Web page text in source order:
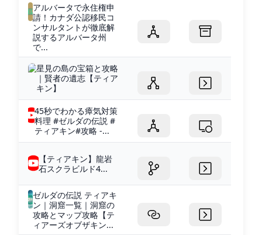
アルバータで永住権申
請！カナダ公認移民コ
ンサルタントが徹底解
説するアルバータ州
で...
星見の島の宝箱と攻略
｜賢者の遺志【ティア
キン】
45秒でわかる瘴気対策
料理 #ゼルダの伝説 #
ティアキン#攻略 -...
【ティアキン】龍岩
石スクラビルド4...
ゼルダの伝説 ティアキ
ン｜洞窟一覧｜洞窟の
攻略とマップ攻略【テ
ィアーズオブザキン...